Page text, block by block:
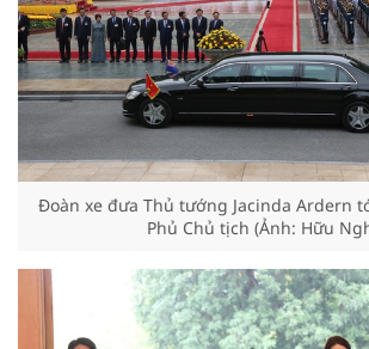
Đoàn xe đưa Thủ tướng Jacinda Ardern
Phủ Chủ tịch (Ảnh: Hữu